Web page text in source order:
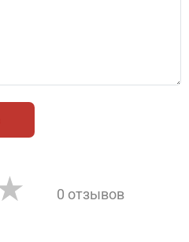
0 отзывов